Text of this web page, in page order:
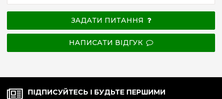
ЗАДАТИ ПИТАННЯ
НАПИСАТИ ВІДГУК
ПІДПИСУЙТЕСЬ І БУДЬТЕ ПЕРШИМИ